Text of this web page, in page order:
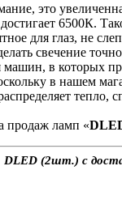
это
6500К.
для глаз, не
свечение
в которых
в нашем
тепло,
продаж ламп «
(2шт.) с